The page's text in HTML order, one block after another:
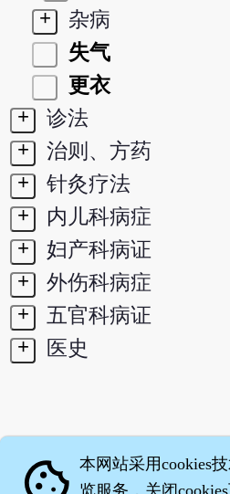
+
杂病
失气
更衣
+
诊法
+
治则、方药
+
针灸疗法
+
内儿科病症
+
妇产科病证
+
外伤科病症
+
五官科病证
+
医史
cookie 本网站采用cookies
览服务，关闭